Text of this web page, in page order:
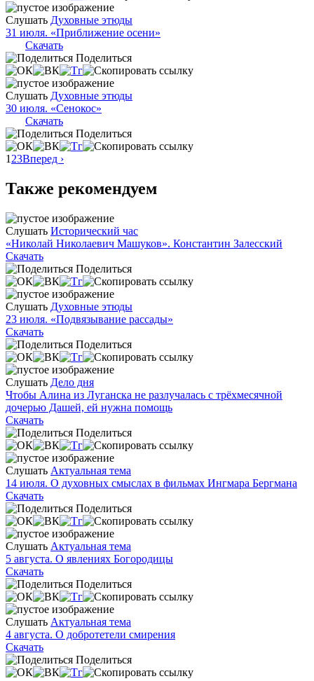
Слушать Духовные этюды
31 июля. «Приближение осени»
Скачать
Поделиться
Слушать Духовные этюды
30 июля. «Сенокос»
Скачать
Поделиться
1 23Вперед ›
Также рекомендуем
Слушать Исторический час
«Николай Николаевич Машуков». Константин Залесский
Скачать
Поделиться
Слушать Духовные этюды
23 июля. «Подвязывание рассады»
Скачать
Поделиться
Слушать Дело дня
Чтобы Алина из Луганска не разлучалась с трёхмесячной
дочерью Дашей, ей нужна помощь
Скачать
Поделиться
Слушать Актуальная тема
14 июля. О духовных смыслах в фильмах Ингмара Бергмана
Скачать
Поделиться
Слушать Актуальная тема
5 августа. О явлениях Богородицы
Скачать
Поделиться
Слушать Актуальная тема
4 августа. О добротетели смирения
Скачать
Поделиться